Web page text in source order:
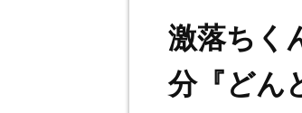
激落ちく
分『どん